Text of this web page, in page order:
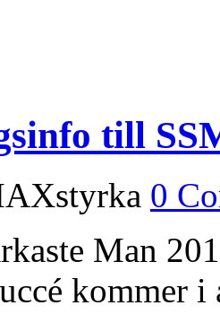
till
0
Man
kommer